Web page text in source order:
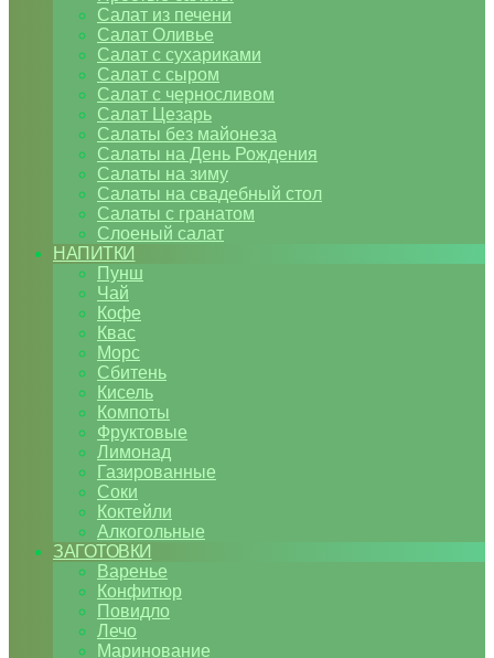
Салат из печени
Салат Оливье
Салат с сухариками
Салат с сыром
Салат с черносливом
Салат Цезарь
Салаты без майонеза
Салаты на День Рождения
Салаты на зиму
Салаты на свадебный стол
Салаты с гранатом
Слоеный салат
НАПИТКИ
Пунш
Чай
Кофе
Квас
Морс
Сбитень
Кисель
Компоты
Фруктовые
Лимонад
Газированные
Соки
Коктейли
Алкогольные
ЗАГОТОВКИ
Варенье
Конфитюр
Повидло
Лечо
Маринование